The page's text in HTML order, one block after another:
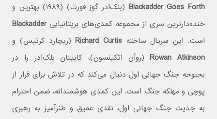
Blackadder Goes Forth
(بلک‌ادر گوز فورث) (۱۹۸۹) بهترین و
خنده‌دارترین سری از مجموعه کمدی‌های بریتانیایی Blackadder
است. این سریال ساخته Richard Curtis(ریچارد کرتیس) و
Rowan Atkinson(روآن اتکینسون)، کاپیتان بلک‌ادر را در
بحبوحه جنگ جهانی اول دنبال می‌کند که در تلاش برای فرار از
پوچی و مهلکه جنگ است. این کمدی هوشمندانه، ضمن احترام
به جدیت جنگ جهانی اول، نقدی عمیق و طنزآمیز به رهبری